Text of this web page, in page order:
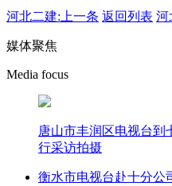
河北二建: 上一条 返回列表 河
媒体聚焦
Media focus
唐山市丰润区电视台到
行采访拍摄
衡水市电视台赴十分公